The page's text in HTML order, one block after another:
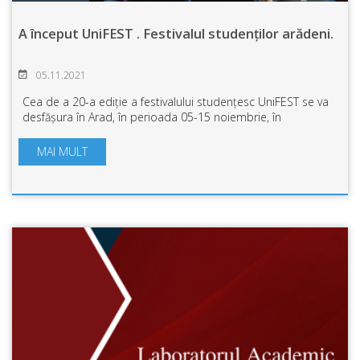
A început UniFEST . Festivalul studenților arădeni.
05.11.2021
Cea de a 20-a ediție a festivalului studențesc UniFEST se va
desfășura în Arad, în perioada 05-15 noiembrie, în
care oferă studenților pri...
MAI MULT